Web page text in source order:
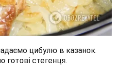
цибулю в казанок.
готові стегенця.